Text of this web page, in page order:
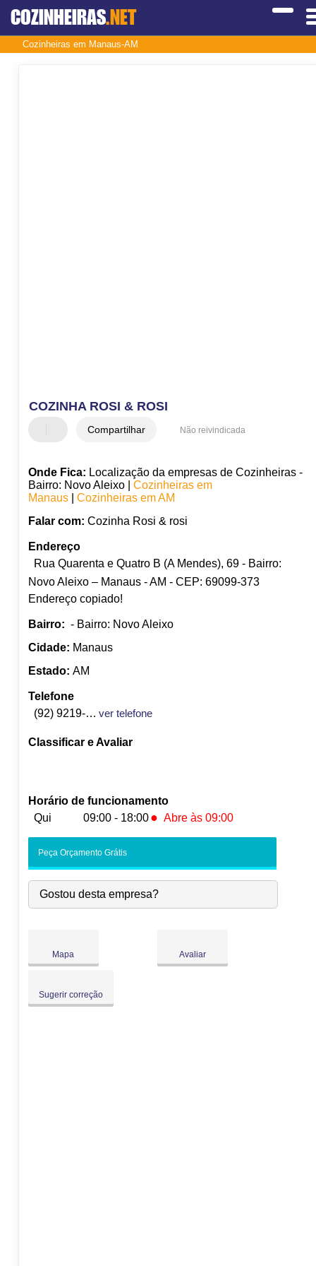
COZINHEIRAS.NET
Cozinheiras em Manaus-AM
COZINHA ROSI & ROSI
Compartilhar Não reivindicada
Onde Fica: Localização da empresas de Cozinheiras -
Bairro: Novo Aleixo | Cozinheiras em
Manaus| Cozinheiras em AM
Falar com: Cozinha Rosi & rosi
Endereço
Rua Quarenta e Quatro B (A Mendes), 69 - Bairro:
Novo Aleixo – Manaus - AM - CEP: 69099-373
Endereço copiado!
Bairro: - Bairro: Novo Aleixo
Cidade: Manaus
Estado: AM
Telefone
(92) 9219-1995
ver telefone
Classificar e Avaliar
Horário de funcionamento
Qui
09:00 - 18:00 ● Abre às 09:00
-
Qua:
09:00-18:00
Qui:
09:00-18:00 ●
Peça Orçamento Grátis
Gostou desta empresa?
Mapa Avaliar
Sugerir correção